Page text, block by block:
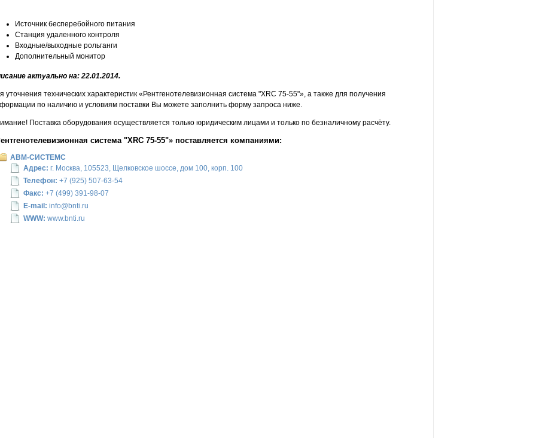
Источник бесперебойного питания
Станция удаленного контроля
Входные/выходные рольганги
Дополнительный монитор
актуально на: 22.01.2014.
уточнения технических характеристик «Рентгенотелевизионная система "XRC 75-55"», а также для получения
по наличию и условиям поставки Вы можете заполнить форму запроса ниже.
Поставка оборудования осуществляется только юридическим лицами и только по безналичному расчёту.
система "XRC 75-55"» поставляется компаниями:
АВМ-СИСТЕМС
Адрес: г. Москва, 105523, Щелковское шоссе, дом 100, корп. 100
Телефон: +7 (925) 507-63-54
Факс: +7 (499) 391-98-07
E-mail: info@bnti.ru
WWW: www.bnti.ru